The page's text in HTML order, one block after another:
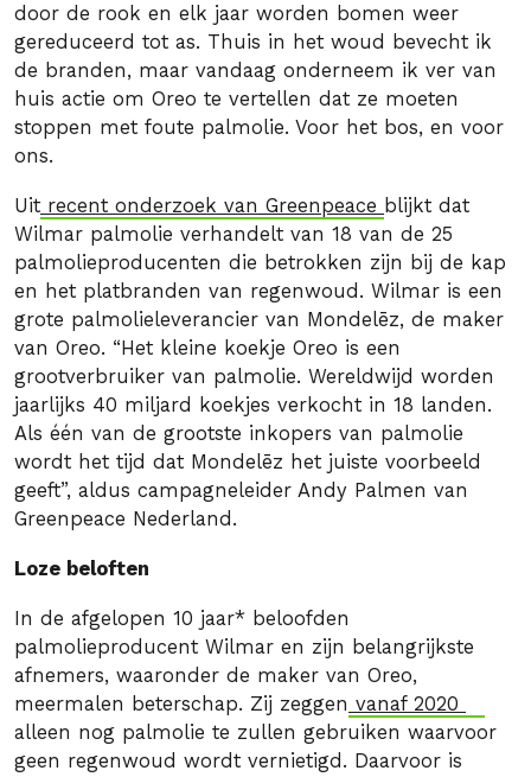
door de rook en elk jaar worden bomen weer
gereduceerd tot as. Thuis in het woud bevecht ik
de branden, maar vandaag onderneem ik ver van
huis actie om Oreo te vertellen dat ze moeten
stoppen met foute palmolie. Voor het bos, en voor
ons.
Uit recent onderzoek van Greenpeace blijkt dat
Wilmar palmolie verhandelt van 18 van de 25
palmolieproducenten die betrokken zijn bij de kap
en het platbranden van regenwoud. Wilmar is een
grote palmolieleverancier van Mondelēz, de maker
van Oreo. “Het kleine koekje Oreo is een
grootverbruiker van palmolie. Wereldwijd worden
jaarlijks 40 miljard koekjes verkocht in 18 landen.
Als één van de grootste inkopers van palmolie
wordt het tijd dat Mondelēz het juiste voorbeeld
geeft”, aldus campagneleider Andy Palmen van
Greenpeace Nederland.
Loze beloften
In de afgelopen 10 jaar* beloofden
palmolieproducent Wilmar en zijn belangrijkste
afnemers, waaronder de maker van Oreo,
meermalen beterschap. Zij zeggen vanaf 2020
alleen nog palmolie te zullen gebruiken waarvoor
geen regenwoud wordt vernietigd. Daarvoor is